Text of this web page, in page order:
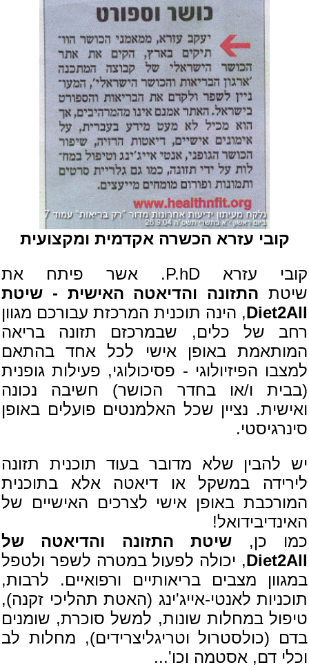
קובי עזרא הכשרה אקדמית ומקצועית
קובי עזרא P.hD. אשר פיתח את
שיטת התזונה והדיאטה האישית - שיטת
Diet2All, הינה תוכנית המרכזת עבורכם מגוון
רחב של כלים, שבמרכזם תזונה בריאה
המותאמת באופן אישי לכל אחד בהתאם
למצבו הפיזיולוגי - פסיכולוגי, פעילות גופנית
(בבית ו/או בחדר הכושר) חשיבה נכונה
ואישית. נציין שכל האלמנטים פועלים באופן
סינרגיסטי.
יש להבין שלא מדובר בעוד תוכנית תזונה
לירידה במשקל או דיאטה אלא בתוכנית
המורכבת באופן אישי לצרכים האישיים של
האינדיבידואל!
כמו כן, שיטת התזונה והדיאטה של
Diet2All, יכולה לפעול במטרה לשפר ולטפל
במגוון מצבים בריאותיים ורפואיים. לרבות,
תוכניות לאנטי-אייג'ינג (האטת תהליכי זקנה),
טיפול במחלות שונות, למשל סוכרת, שומנים
בדם (כולסטרול וטריגליצרידים), מחלות לב
וכלי דם, אסטמה וכו'...